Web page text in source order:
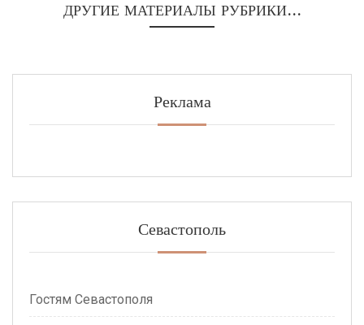
ДРУГИЕ МАТЕРИАЛЫ РУБРИКИ...
Реклама
Севастополь
Гостям Севастополя